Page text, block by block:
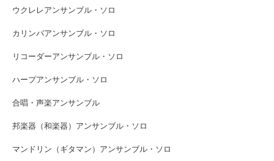
ウクレレアンサンブル・ソロ
カリンバアンサンブル・ソロ
リコーダーアンサンブル・ソロ
ハープアンサンブル・ソロ
合唱・声楽アンサンブル
邦楽器（和楽器）アンサンブル・ソロ
マンドリン（ギタマン）アンサンブル・ソロ